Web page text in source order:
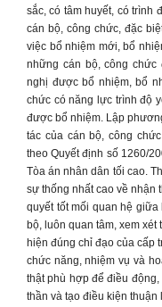
sắc, có tâm huyết, có trình
cán bộ, công chức, đặc
việc bổ nhiệm mới, bổ
những cán bộ, công
nghị được bổ nhiệm, bổ
chức có năng lực trình độ
được bổ nhiệm. Lập
tác của cán bộ, công
theo Quyết định số 1260/
Tòa án nhân dân tối cao.
sự thống nhất cao về nhận
quyết tốt mối quan hệ
bộ, luôn quan tâm, xem
hiện đúng chỉ đạo của cấp
chức năng, nhiệm vụ và
thật phù hợp để điều
thần và tạo điều kiện